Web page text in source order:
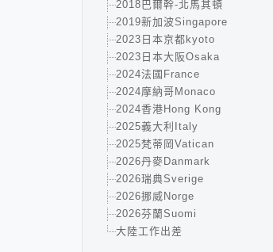
2018巴爾幹-北馬其頓
2019新加波Singapore
2023日本京都kyoto
2023日本大阪Osaka
2024法國France
2024摩納哥Monaco
2024香港Hong Kong
2025義大利Italy
2025梵蒂岡Vatican
2026丹麥Danmark
2026瑞典Sverige
2026挪威Norge
2026芬蘭Suomi
大陸工作出差